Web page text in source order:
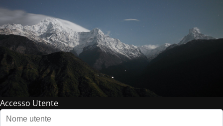
Accesso Utente